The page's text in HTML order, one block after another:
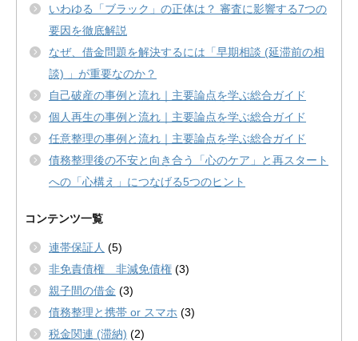
いわゆる「ブラック」の正体は？ 審査に影響する7つの
要因を徹底解説
なぜ、借金問題を解決するには「早期相談 (延滞前の相
談) 」が重要なのか？
自己破産の事例と流れ｜主要論点を学ぶ総合ガイド
個人再生の事例と流れ｜主要論点を学ぶ総合ガイド
任意整理の事例と流れ｜主要論点を学ぶ総合ガイド
債務整理後の不安と向き合う「心のケア」と再スタート
への「心構え」につなげる5つのヒント
コンテンツ一覧
連帯保証人 (5)
非免責債権 非減免債権 (3)
親子間の借金 (3)
債務整理と携帯 or スマホ (3)
税金関連 (滞納) (2)